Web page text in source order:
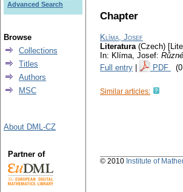
Chapter
Klíma, Josef
Literatura (Czech)
In: Klíma, Josef:
Full entry
PDF
Similar articles:
Advanced Search
Browse
Collections
Titles
Authors
MSC
About DML-CZ
Partner of
© 2010 Institute of